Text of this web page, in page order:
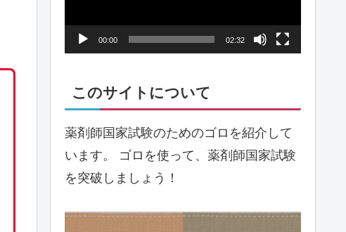
00:00 02:32
このサイトについて
薬剤師国家試験のためのゴロを紹介して
います。 ゴロを使って、薬剤師国家試験
を突破しましょう！